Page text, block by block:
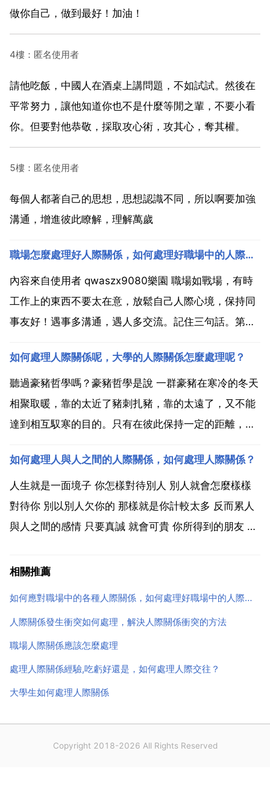
做你自己，做到最好！加油！
4樓：匿名使用者
請他吃飯，中國人在酒桌上講問題，不如試試。然後在
平常努力，讓他知道你也不是什麼等閒之輩，不要小看
你。但要對他恭敬，採取攻心術，攻其心，奪其權。
5樓：匿名使用者
每個人都著自己的思想，思想認識不同，所以啊要加強
溝通，增進彼此瞭解，理解萬歲
職場怎麼處理好人際關係，如何處理好職場中的人際關係
內容來自使用者 qwaszx9080樂園 職場如戰場，有時
工作上的東西不要太在意，放鬆自己人際心境，保持同
事友好！遇事多溝通，遇人多交流。記住三句話。第
資，不是為了交朋友。第二，如果你不滿意你的圈子，
就努力跳出來，埋怨沒有用。第三，有事情就得說。這
個世界...
如何處理人際關係呢，大學的人際關係怎麼處理呢？
聽過豪豬哲學嗎？豪豬哲學是說 一群豪豬在寒冷的冬天
相聚取暖，靠的太近了豬刺扎豬，靠的太遠了，又不能
達到相互馭寒的目的。只有在彼此保持一定的距離，相
豬法則告訴我們 保持良好關係的方法就是保持一定距離
既能感受到對方的體溫又不挨扎。距離產生美，生活中
把這種...
如何處理人與人之間的人際關係，如何處理人際關係？
人生就是一面境子 你怎樣對待別人 別人就會怎麼樣樣
對待你 別以別人欠你的 那樣就是你計較太多 反而累人
與人之間的感情 只要真誠 就會可貴 你所得到的朋友 也
覺得要是做到以下幾點，你就應該不會為 人際關係 不
相關推薦
如何應對職場中的各種人際關係，如何處理好職場中的人際關係
人際關係發生衝突如何處理，解決人際關係衝突的方法
職場人際關係應該怎麼處理
處理人際關係經驗,吃虧好還是，如何處理人際交往？
大學生如何處理人際關係
Copyright 2018-2026 All Rights Reserved